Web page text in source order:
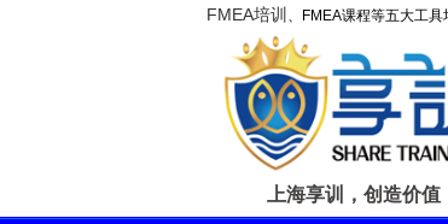
FMEA培训 、FMEA课程等五大工具
上海享训，创造价值